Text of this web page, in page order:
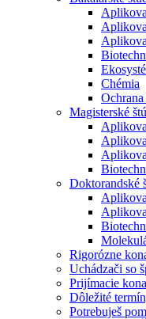
Chémia
Magisterské
Doktorandské
Rigorózne
Uchádzači so
Prijímacie
Dôležité
Potrebuješ